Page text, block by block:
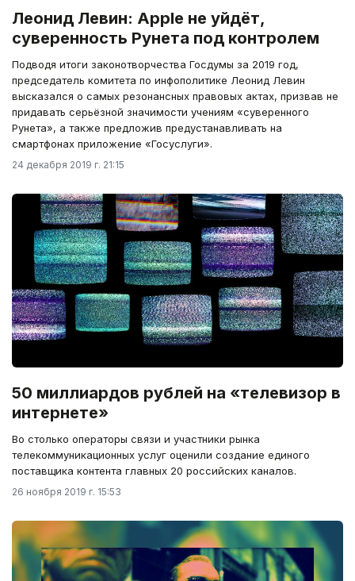
Леонид Левин: Apple не уйдёт,
суверенность Рунета под контролем
Подводя итоги законотворчества Госдумы за 2019 год,
председатель комитета по инфополитике Леонид Левин
высказался о самых резонансных правовых актах, призвав не
придавать серьёзной значимости учениям «суверенного
Рунета», а также предложив предустанавливать на
смартфонах приложение «Госуслуги».
24 декабря 2019 г. 21:15
50 миллиардов рублей на «телевизор в
интернете»
Во столько операторы связи и участники рынка
телекоммуникационных услуг оценили создание единого
поставщика контента главных 20 российских каналов.
26 ноября 2019 г. 15:53